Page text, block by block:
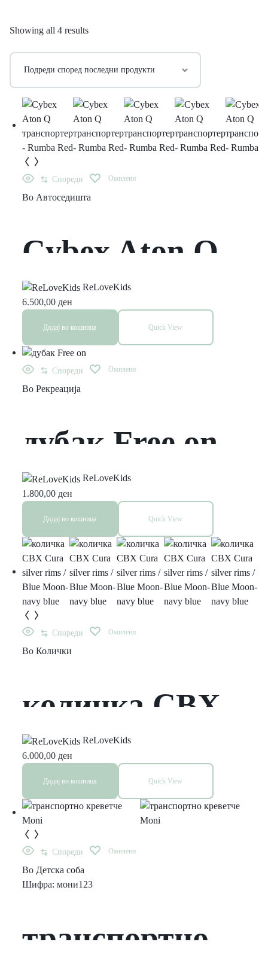
Showing all 4 results
Спореди Омилени
Во Автоседишта
Cybex Aton Q
транспортер –
Rumba Red
ReLoveKids
6.500,00 ден
Додај во кошница Quick View
Спореди Омилени
Во Рекреација
дубак Free on
ReLoveKids
1.800,00 ден
Додај во кошница Quick View
Спореди Омилени
Во Колички
количка CBX
Cura silver rims
/ Blue Moon-
navy blue
ReLoveKids
6.000,00 ден
Додај во кошница Quick View
Спореди Омилени
Во Детска соба
Шифра: мони123
транспортно